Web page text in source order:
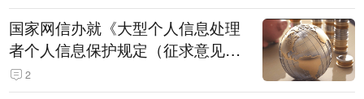
国家网信办就《大型个人信息处理
者个人信息保护规定（征求意见
稿）》公开征求意见
2